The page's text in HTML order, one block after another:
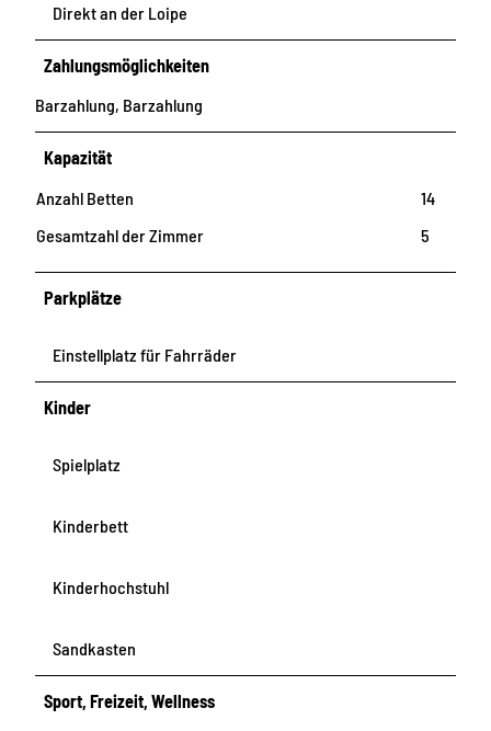
Direkt an der Loipe
Zahlungsmöglichkeiten
Barzahlung, Barzahlung
Kapazität
Anzahl Betten
14
Gesamtzahl der Zimmer
5
Parkplätze
Einstellplatz für Fahrräder
Kinder
Spielplatz
Kinderbett
Kinderhochstuhl
Sandkasten
Sport, Freizeit, Wellness